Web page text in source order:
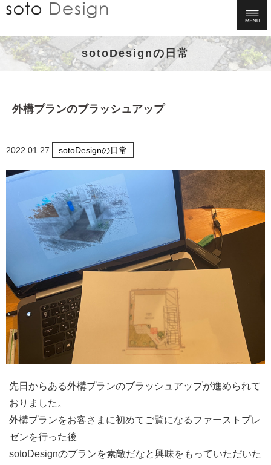
sotoDesignの日常
外構プランのブラッシュアップ
2022.01.27 sotoDesignの日常
先日からある外構プランのブラッシュアップが進められて
おりました。
外構プランをお客さまに初めてご覧になるファーストプレ
ゼンを行った後
sotoDesignのプランを素敵だなと興味をもっていただいた